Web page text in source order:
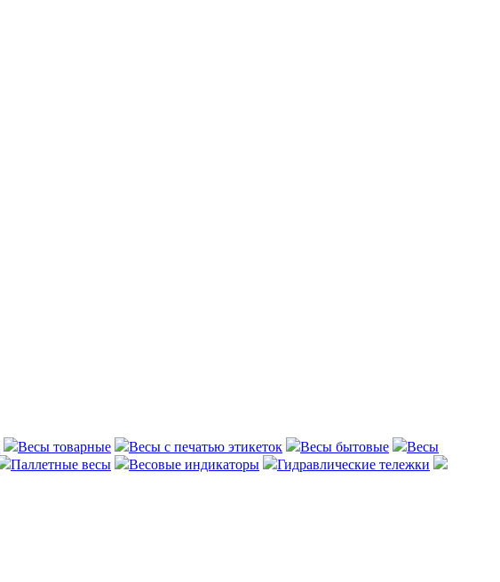
Весы товарные Весы с печатью этикеток Весы бытовые
Весы
Паллетные весы Весовые индикаторы
Гидравлические тележки